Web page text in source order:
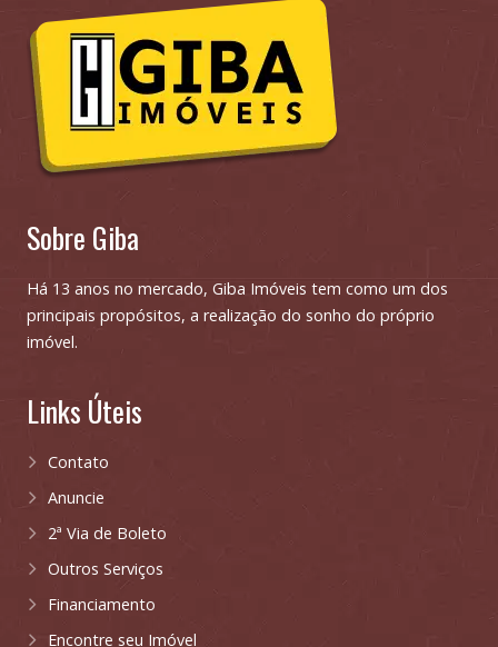
Sobre Giba
Há 13 anos no mercado, Giba Imóveis tem como um dos
principais propósitos, a realização do sonho do próprio
imóvel.
Links Úteis
Contato
Anuncie
2ª Via de Boleto
Outros Serviços
Financiamento
Encontre seu Imóvel